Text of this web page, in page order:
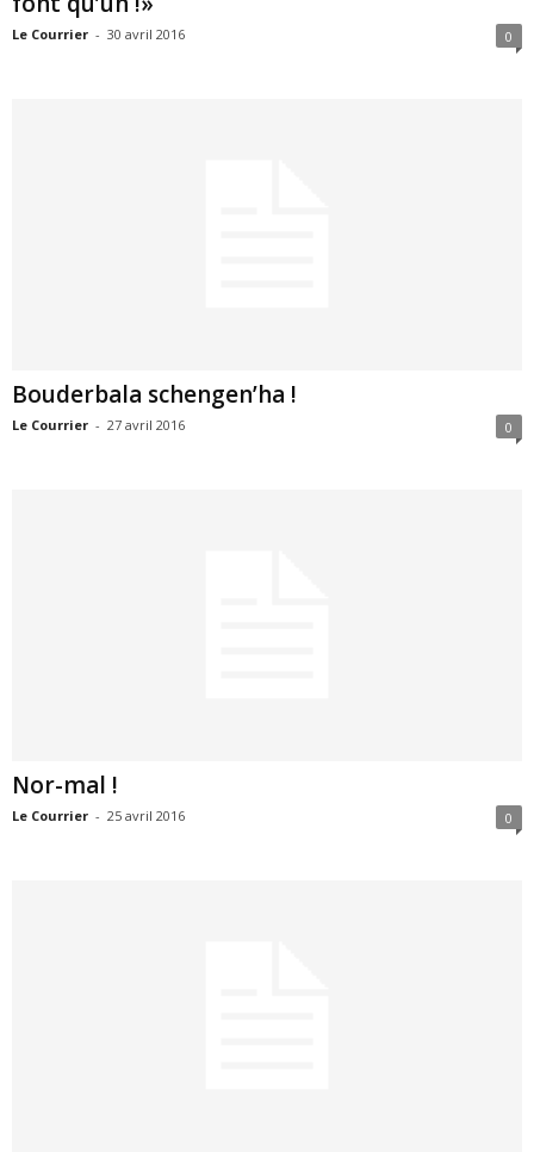
Le Courrier - 30 avril 2016 0
Bouderbala schengen’ha !
Le Courrier - 27 avril 2016 0
Nor-mal !
Le Courrier - 25 avril 2016 0